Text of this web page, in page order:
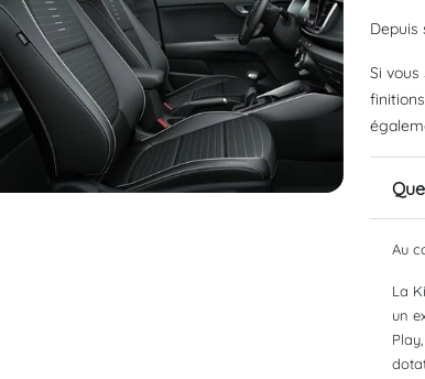
Depuis
Si
Au
La
un